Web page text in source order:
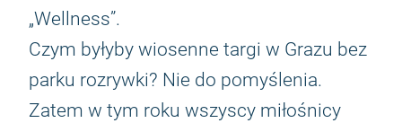
„Wellness”.
Czym byłyby wiosenne targi w Grazu bez
parku rozrywki? Nie do pomyślenia.
Zatem w tym roku wszyscy miłośnicy